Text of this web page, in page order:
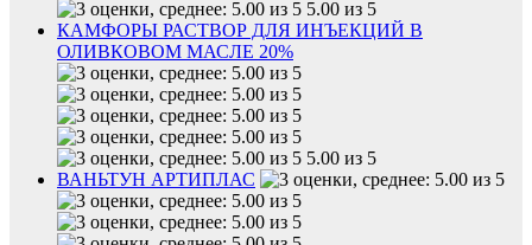
5.00 из 5
КАМФОРЫ РАСТВОР ДЛЯ ИНЪЕКЦИЙ В
ОЛИВКОВОМ МАСЛЕ 20%
5.00 из 5
ВАНЬТУН АРТИПЛАС